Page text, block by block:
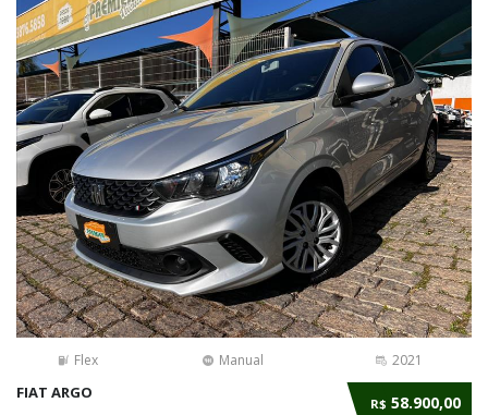
Flex Manual 2021
R$ 58.900,00
FIAT ARGO